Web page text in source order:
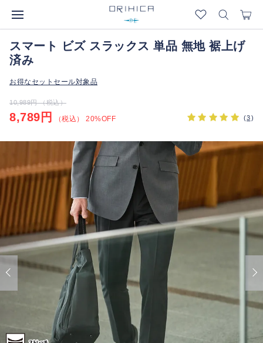
スマート ビズ スラックス 単品 無地 裾上げ
済み
お得なセットセール対象品
10,989円 （税込）
8,789円 （税込） 20%OFF (3)